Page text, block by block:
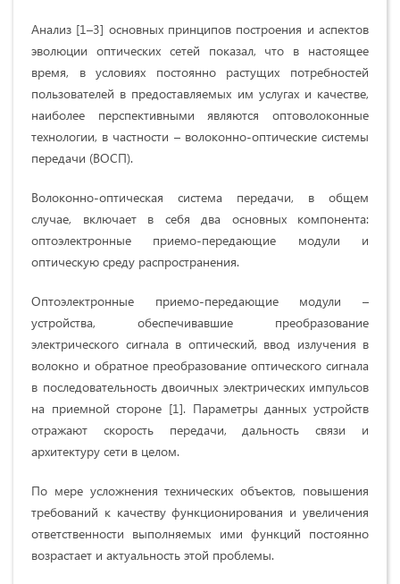
Анализ [1–3] основных принципов построения и аспектов
эволюции оптических сетей показал, что в настоящее
время, в условиях постоянно растущих потребностей
пользователей в предоставляемых им услугах и качестве,
наиболее перспективными являются оптоволоконные
технологии, в частности – волоконно-оптические системы
передачи (ВОСП).
Волоконно-оптическая система передачи, в общем
случае, включает в себя два основных компонента:
оптоэлектронные приемо-передающие модули и
оптическую среду распространения.
Оптоэлектронные приемо-передающие модули –
устройства, обеспечивавшие преобразование
электрического сигнала в оптический, ввод излучения в
волокно и обратное преобразование оптического сигнала
в последовательность двоичных электрических импульсов
на приемной стороне [1]. Параметры данных устройств
отражают скорость передачи, дальность связи и
архитектуру сети в целом.
По мере усложнения технических объектов, повышения
требований к качеству функционирования и увеличения
ответственности выполняемых ими функций постоянно
возрастает и актуальность этой проблемы.